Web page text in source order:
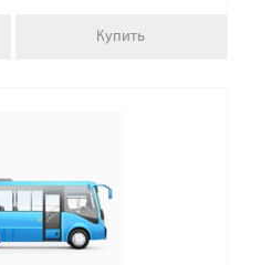
Купить